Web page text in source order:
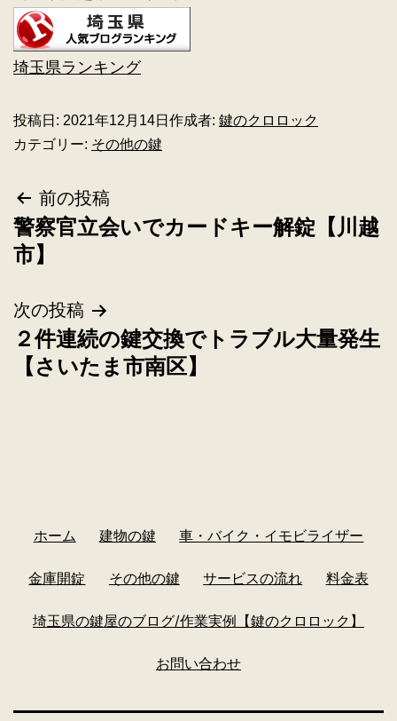
埼玉県ランキング
投稿日: 2021年12月14日 作成者: 鍵のクロロック
カテゴリー: その他の鍵
前の投稿
警察官立会いでカードキー解錠【川越
市】
次の投稿
２件連続の鍵交換でトラブル大量発生
【さいたま市南区】
ホーム 建物の鍵 車・バイク・イモビライザー
金庫開錠 その他の鍵 サービスの流れ 料金表
埼玉県の鍵屋のブログ/作業実例【鍵のクロロック】
お問い合わせ